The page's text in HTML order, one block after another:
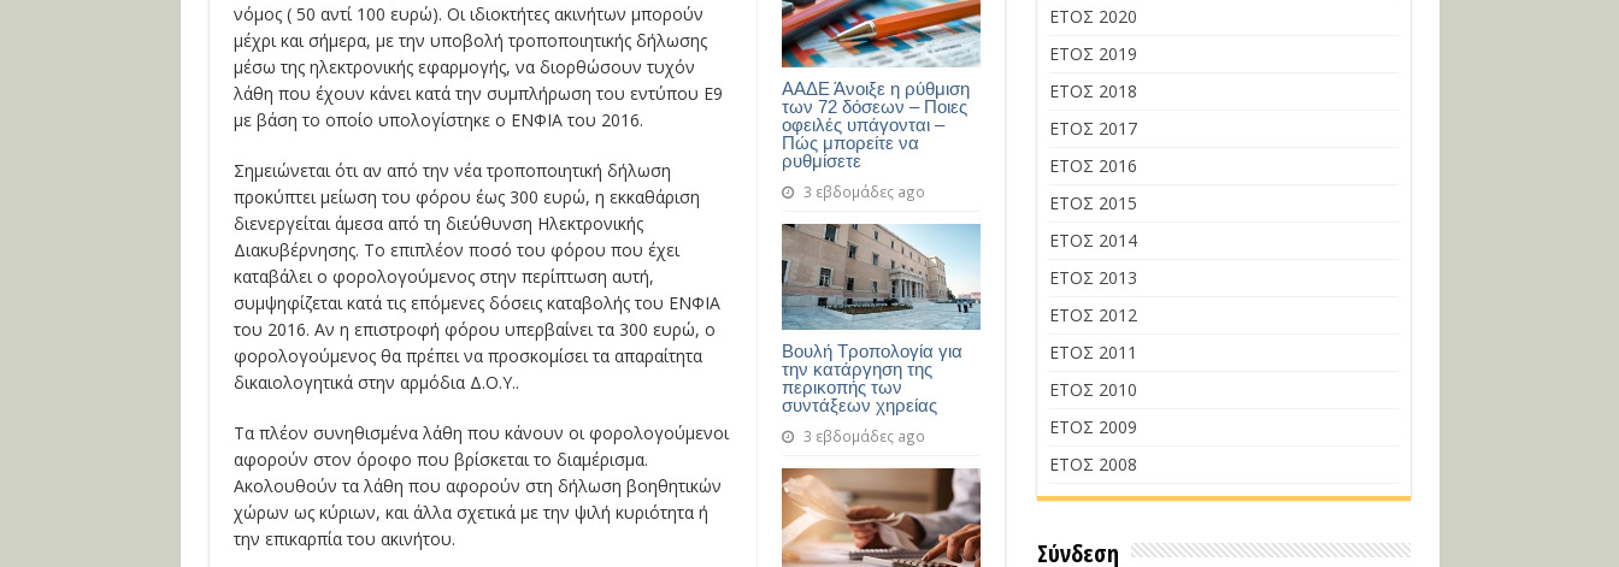
ΑΑΔΕ Άνοιξε η ρύθμιση
των 72 δόσεων – Ποιες
οφειλές υπάγονται –
Πώς μπορείτε να
ρυθμίσετε
3 εβδομάδες ago
Βουλή Τροπολογία για
την κατάργηση της
περικοπής των
συντάξεων χηρείας
3 εβδομάδες ago
νόμος ( 50 αντί 100 ευρώ). Οι ιδιοκτήτες ακινήτων μπορούν
μέχρι και σήμερα, με την υποβολή τροποποιητικής δήλωσης
μέσω της ηλεκτρονικής εφαρμογής, να διορθώσουν τυχόν
λάθη που έχουν κάνει κατά την συμπλήρωση του εντύπου Ε9
με βάση το οποίο υπολογίστηκε ο ΕΝΦΙΑ του 2016.
Σημειώνεται ότι αν από την νέα τροποποιητική δήλωση
προκύπτει μείωση του φόρου έως 300 ευρώ, η εκκαθάριση
διενεργείται άμεσα από τη διεύθυνση Ηλεκτρονικής
Διακυβέρνησης. Το επιπλέον ποσό του φόρου που έχει
καταβάλει ο φορολογούμενος στην περίπτωση αυτή,
συμψηφίζεται κατά τις επόμενες δόσεις καταβολής του ΕΝΦΙΑ
του 2016. Αν η επιστροφή φόρου υπερβαίνει τα 300 ευρώ, ο
φορολογούμενος θα πρέπει να προσκομίσει τα απαραίτητα
δικαιολογητικά στην αρμόδια Δ.Ο.Υ..
Τα πλέον συνηθισμένα λάθη που κάνουν οι φορολογούμενοι
αφορούν στον όροφο που βρίσκεται το διαμέρισμα.
Ακολουθούν τα λάθη που αφορούν στη δήλωση βοηθητικών
χώρων ως κύριων, και άλλα σχετικά με την ψιλή κυριότητα ή
την επικαρπία του ακινήτου.
ΕΤΟΣ 2020
ΕΤΟΣ 2019
ΕΤΟΣ 2018
ΕΤΟΣ 2017
ΕΤΟΣ 2016
ΕΤΟΣ 2015
ΕΤΟΣ 2014
ΕΤΟΣ 2013
ΕΤΟΣ 2012
ΕΤΟΣ 2011
ΕΤΟΣ 2010
ΕΤΟΣ 2009
ΕΤΟΣ 2008
Σύνδεση